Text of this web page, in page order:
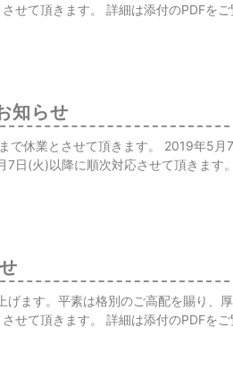
せて頂きます。 詳細は添付のPDFを
知らせ
休業とさせて頂きます。 2019年5月
日(火)以降に順次対応させて頂きま
ます。平素は格別のご高配を賜り、
せて頂きます。 詳細は添付のPDFを